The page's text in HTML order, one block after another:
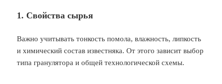
1. Свойства сырья
Важно учитывать тонкость помола, влажность, липкость
и химический состав известняка. От этого зависит выбор
типа гранулятора и общей технологической схемы.